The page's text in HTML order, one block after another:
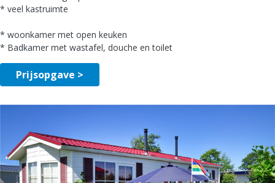
* veel kastruimte
* woonkamer met open keuken
* Badkamer met wastafel, douche en toilet
Prijsopgave >